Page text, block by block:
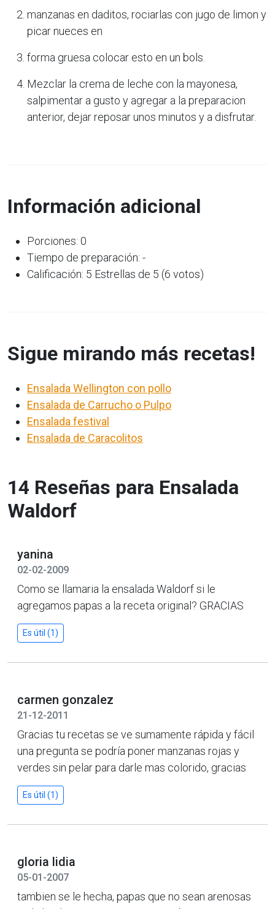
manzanas en daditos, rociarlas con jugo de limon y
picar nueces en
forma gruesa colocar esto en un bols.
Mezclar la crema de leche con la mayonesa,
salpimentar a gusto y agregar a la preparacion
anterior, dejar reposar unos minutos y a disfrutar.
Información adicional
Porciones: 0
Tiempo de preparación: -
Calificación: 5 Estrellas de 5 (6 votos)
Sigue mirando más recetas!
Ensalada Wellington con pollo
Ensalada de Carrucho o Pulpo
Ensalada festival
Ensalada de Caracolitos
14 Reseñas para Ensalada
Waldorf
yanina
02-02-2009
Como se llamaria la ensalada Waldorf si le
agregamos papas a la receta original? GRACIAS
Es útil (1)
carmen gonzalez
21-12-2011
Gracias tu recetas se ve sumamente rápida y fácil
una pregunta se podría poner manzanas rojas y
verdes sin pelar para darle mas colorido, gracias
Es útil (1)
gloria lidia
05-01-2007
tambien se le hecha, papas que no sean arenosas